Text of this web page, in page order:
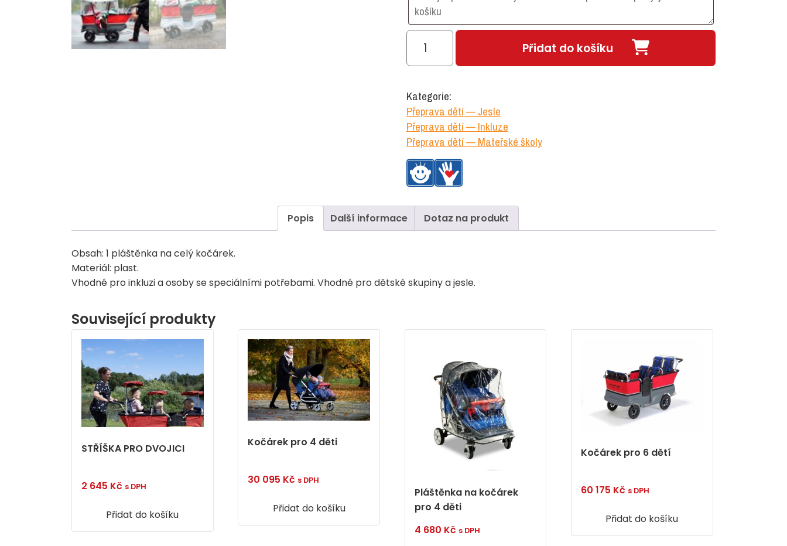
Pláštěnka
pro
6
dětí
množství
Přidat do košíku
Kategorie:
Přeprava dětí — Jesle
Přeprava dětí — Inkluze
Přeprava dětí — Mateřské školy
Popis Další informace Dotaz na produkt
Obsah: 1 pláštěnka na celý kočárek.
Materiál: plast.
Vhodné pro inkluzi a osoby se speciálními potřebami. Vhodné pro dětské skupiny a jesle.
Související produkty
STŘÍŠKA PRO DVOJICI
2 645 Kč s DPH
Přidat do košíku
Kočárek pro 4 děti
30 095 Kč s DPH
Přidat do košíku
Pláštěnka na kočárek
pro 4 děti
4 680 Kč s DPH
Kočárek pro 6 dětí
60 175 Kč s DPH
Přidat do košíku